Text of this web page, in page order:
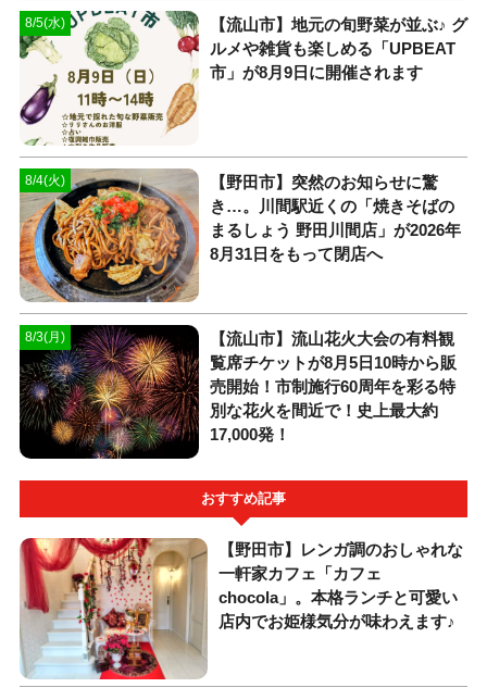
8/5(水)
【流山市】地元の旬野菜が並ぶ♪ グ
ルメや雑貨も楽しめる「UPBEAT
市」が8月9日に開催されます
8/4(火)
【野田市】突然のお知らせに驚
き…。川間駅近くの「焼きそばの
まるしょう 野田川間店」が2026年
8月31日をもって閉店へ
8/3(月)
【流山市】流山花火大会の有料観
覧席チケットが8月5日10時から販
売開始！市制施行60周年を彩る特
別な花火を間近で！史上最大約
17,000発！
おすすめ記事
【野田市】レンガ調のおしゃれな
一軒家カフェ「カフェ
chocola」。本格ランチと可愛い
店内でお姫様気分が味わえます♪